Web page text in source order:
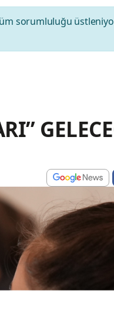
sorumluluğu